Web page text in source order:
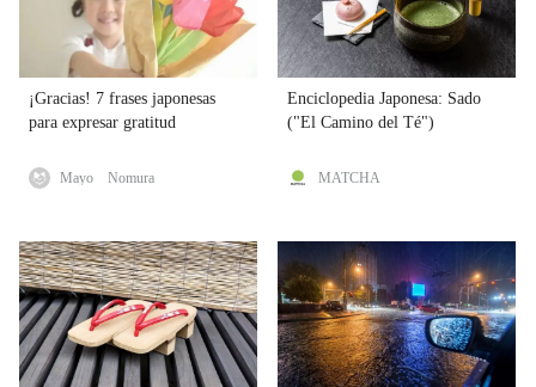
¡Gracias! 7 frases japonesas
para expresar gratitud
Mayo Nomura
Enciclopedia Japonesa: Sado
("El Camino del Té")
MATCHA